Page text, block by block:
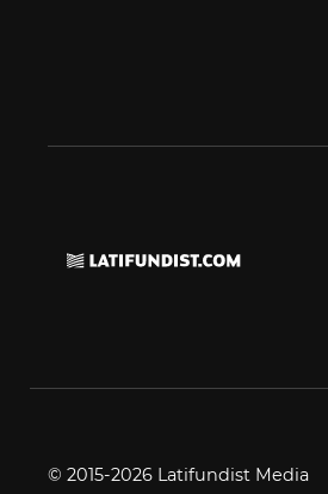
© 2015-2026 Latifundist Media